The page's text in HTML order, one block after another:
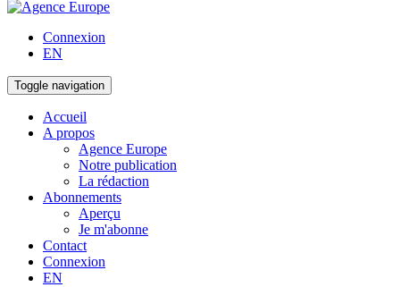
Connexion
EN
Toggle navigation
Accueil
A propos
Agence Europe
Notre publication
La rédaction
Abonnements
Aperçu
Je m'abonne
Contact
Connexion
EN